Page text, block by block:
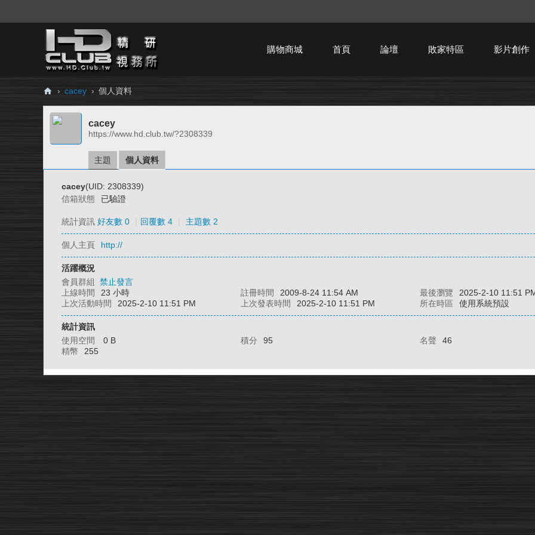
購物商城 首頁 論壇 敗家特區 影片創作
H
Cl
› cacey › 個人資料
cacey
https://www.hd.club.tw/?2308339
主題 個人資料
cacey(UID: 2308339)
信箱狀態
已驗證
統計資訊 好友數 0 回覆數 4 主題數 2
個人主頁 http://
活躍概況
會員群組 禁止發言
上線時間
23 小時 註冊時間 2009-8-24 11:54 AM 最後瀏覽
2025-2-10 11:51
上次活動時間
2025-2-10 11:51 PM 上次發表時間 2025-2-10 11:51 PM 所在時區 使用系統預設
統計資訊
使用空間
0 B 積分 95 名聲
46
精幣
255